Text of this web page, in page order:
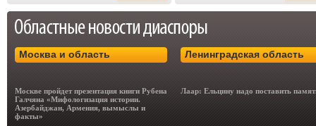
Москва и область
Москве пройдет презентация книги Рубена
Галчяна «Мифологизация истории.
Азербайджан, Армения, вымыслы и
факты»
Ленинградская область
Лаар: Ельцину надо поставить